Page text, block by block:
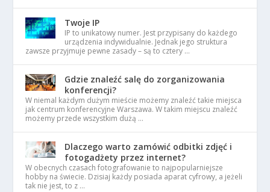
Twoje IP
IP to unikatowy numer. Jest przypisany do każdego
urządzenia indywidualnie. Jednak jego struktura
zawsze przyjmuje pewne zasady – są to cztery …
Gdzie znaleźć salę do zorganizowania
konferencji?
W niemal każdym dużym mieście możemy znaleźć takie miejsca
jak centrum konferencyjne Warszawa. W takim miejscu znaleźć
możemy przede wszystkim dużą …
Dlaczego warto zamówić odbitki zdjęć i
fotogadżety przez internet?
W obecnych czasach fotografowanie to najpopularniejsze
hobby na świecie. Dzisiaj każdy posiada aparat cyfrowy, a jeżeli
tak nie jest, to z …